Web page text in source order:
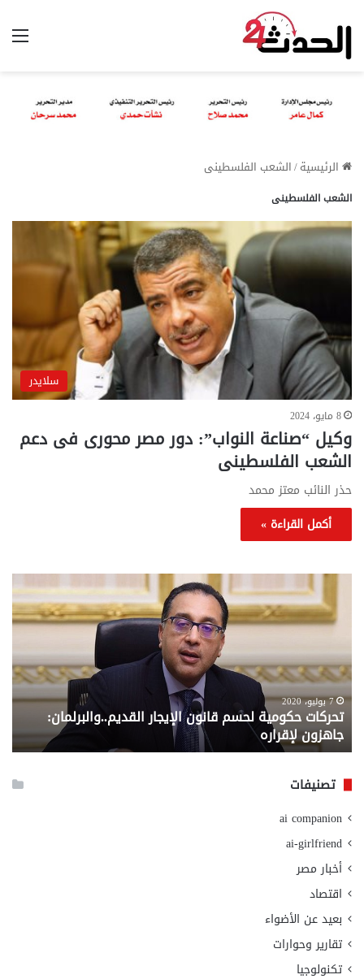
الرئيسية/الشعب الفلسطينى
الشعب الفلسطينى
سلايدر
8 مايو، 2024
وكيل “صناعة النواب”: دور مصر محورى فى دعم
الشعب الفلسطينى
حذر النائب معتز محمد
أكمل القراءة »
تحركات
حكومية
لحسم
قانون
القديم..والبرلمان:
جاهزون
لإقراره
7 يوليو، 2020
تحركات حكومية لحسم قانون الإيجار القديم..والبرلمان:
جاهزون لإقراره
..
من
تصنيفات
ai companion
ai-girlfriend
أخبار مصر
اقتصاد
بعيد عن الأضواء
تقارير وحوارات
تكنولوجيا